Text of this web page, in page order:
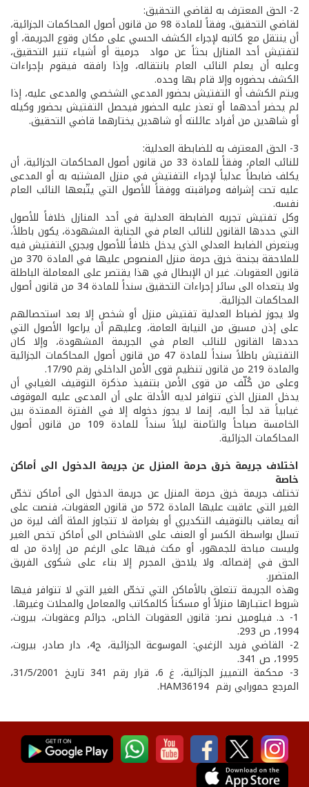
2- الحق المعترف به لقاضي التحقيق:
لقاضي التحقيق، وفقاً للمادة 98 من قانون أصول المحاكمات الجزائية،
أن ينتقل مع كاتبه لإجراء الكشف الحسي على مكان وقوع الجريمة، أو
لتفتيش أحد المنازل بحثاً عن مواد جرمية أو أشياء تنير التحقيق،
وعليه أن يعلم النائب العام بانتقاله، وإذا رافقه فيقوم بإجراءات
الكشف بحضوره وإلا قام بها وحده.
ويتم الكشف أو التفتيش بحضور المدعي الشخصي والمدعى عليه، إذا
لم يحضر أحدهما أو تعذر عليه الحضور فيحصل التفتيش بحضور وكيله
أو شاهدين من أفراد عائلته أو شاهدين يختارهما قاضي التحقيق.
3- الحق المعترف به للضابطة العدلية:
للنائب العام، وفقاً للمادة 33 من قانون أصول المحاكمات الجزائية، أن
يكلف ضابطاً عدلياً لإجراء التفتيش في منزل المشتبه به أو المدعى
عليه تحت إشرافه ومراقبته ووفقاً للأصول التي يتّبعها النائب العام
نفسه.
وكل تفتيش تجريه الضابطة العدلية في أحد المنازل خلافاً للأصول
التي حددها القانون للنائب العام في الجناية المشهودة، يكون باطلاً،
ويتعرض الضابط العدلي الذي يدخل خلافاً للأصول ويجري التفتيش فيه
للملاحقة بجنحة خرق حرمة منزل المنصوص عليها في المادة 370 من
قانون العقوبات. غير ان الإبطال في هذا يقتصر على المعاملة الباطلة
ولا يتعداه الى سائر إجراءات التحقيق سنداً للمادة 34 من قانون أصول
المحاكمات الجزائية.
ولا يجوز لضباط العدلية تفتيش منزل أو شخص إلا بعد استحصالهم
على إذن مسبق من النيابة العامة، وعليهم أن يراعوا الأصول التي
حددها القانون للنائب العام في الجريمة المشهودة، وإلا كان
التفتيش باطلاً سنداً للمادة 47 من قانون أصول المحاكمات الجزائية
والمادة 219 من قانون تنظيم قوى الأمن الداخلي رقم 17/90.
وعلى من كُلّف من قوى الأمن بتنفيذ مذكرة التوقيف الغيابي أن
يدخل المنزل الذي تتوافر لديه الأدلة على أن المدعى عليه الموقوف
غيابياً قد لجأ اليه، إنما لا يجوز دخوله إلا في الفترة الممتدة بين
الخامسة صباحاً والثامنة ليلاً سنداً للمادة 109 من قانون أصول
المحاكمات الجزائية.
اختلاف جريمة خرق حرمة المنزل عن جريمة الدخول الى أماكن
خاصة
تختلف جريمة خرق حرمة المنزل عن جريمة الدخول الى أماكن تخصّ
الغير التي عاقبت عليها المادة 572 من قانون العقوبات، فنصت على
أنه يعاقب بالتوقيف التكديري أو بغرامة لا تتجاوز المئة ألف ليرة من
تسلل بواسطة الكسر أو العنف على الاشخاص الى أماكن تخص الغير
وليست مباحة للجمهور، أو مكث فيها على الرغم من إرادة من له
الحق في إقصائه. ولا يلاحق المجرم إلا بناء على شكوى الفريق
المتضرر.
وهذه الجريمة تتعلق بالأماكن التي تخصّ الغير التي لا تتوافر فيها
شروط اعتبـارها منزلاً أو مسكناً كالمكاتب والمعامل والمحلات وغيرها.
1- د. فيلومين نصر: قانون العقوبات الخاص، جرائم وعقوبات، بيروت،
1994، ص 293.
2- القاضي فريد الزغبي: الموسوعة الجزائية، ج4، دار صادر، بيروت،
1995، ص 341.
3- محكمة التمييز الجزائية، غ 6، قرار رقم 341 تاريخ 31/5/2001،
المرجع حمورابي رقم HAM36194.